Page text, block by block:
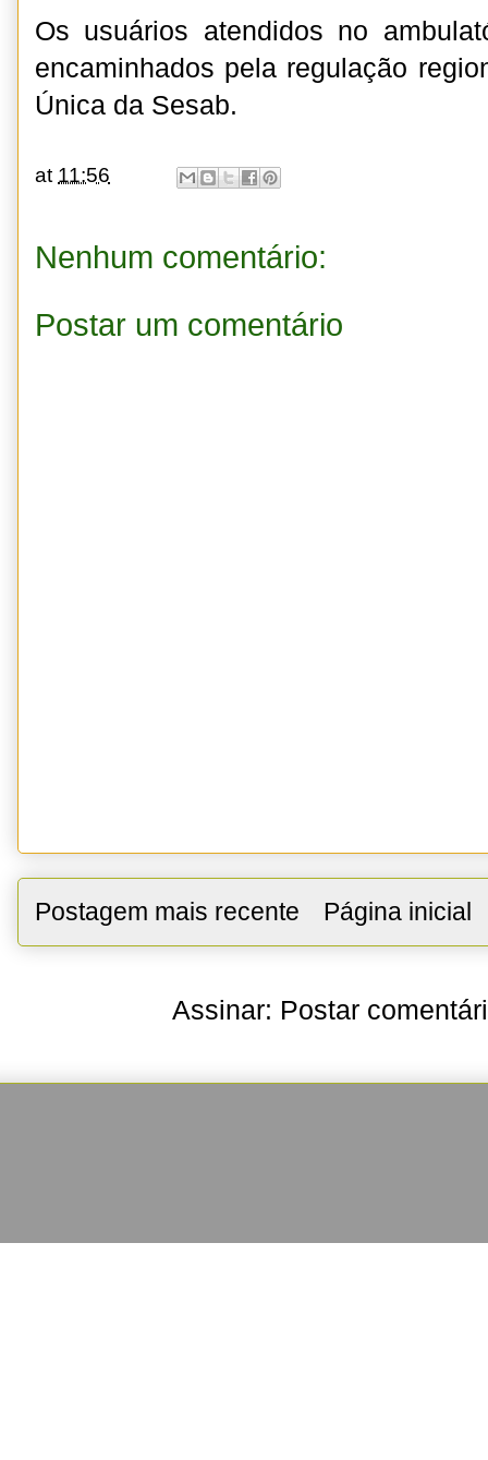
Os usuários atendidos no
encaminhados pela regulação
Única da Sesab.
at 11:56
Nenhum comentário:
Postar um comentário
Postagem mais recente Página inicial
Assinar: Postar